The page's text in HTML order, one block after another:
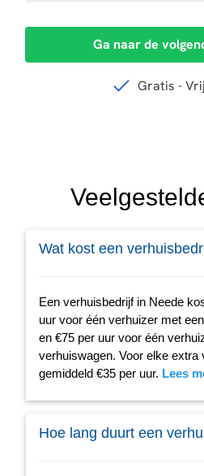
Wat kost een
Een verhuisbedrijf in Neede
uur voor één verhuizer met
en €75 per uur voor één
verhuiswagen. Voor elke extra
gemiddeld €35 per uur. Lees
Hoe lang duurt een